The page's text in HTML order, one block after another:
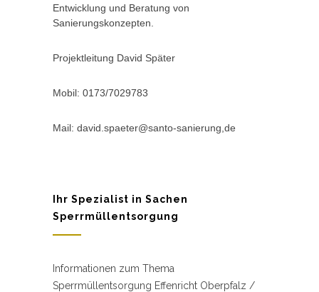
Entwicklung und Beratung von
Sanierungskonzepten.
Projektleitung David Später
Mobil: 0173/7029783
Mail: david.spaeter@santo-sanierung,de
Ihr Spezialist in Sachen
Sperrmüllentsorgung
Informationen zum Thema
Sperrmüllentsorgung Effenricht Oberpfalz /